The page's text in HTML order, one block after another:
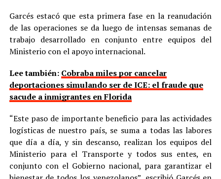
Garcés estacó que esta primera fase en la reanudación
de las operaciones se da luego de intensas semanas de
trabajo desarrollado en conjunto entre equipos del
Ministerio con el apoyo internacional.
Lee también: Cobraba miles por cancelar
deportaciones simulando ser de ICE: el fraude que
sacude a inmigrantes en Florida
“Este paso de importante beneficio para las actividades
logísticas de nuestro país, se suma a todas las labores
que día a día, y sin descanso, realizan los equipos del
Ministerio para el Transporte y todos sus entes, en
conjunto con el Gobierno nacional, para garantizar el